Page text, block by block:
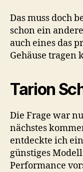
Das muss doch
schon ein
auch eines das
Gehäuse tragen
Tarion
Die Frage war
nächstes
entdeckte ich
günstiges
Performance